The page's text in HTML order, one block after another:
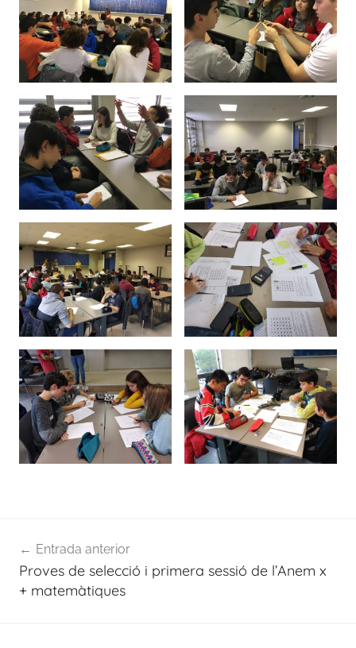
d'entrades
Entrada anterior
Proves de selecció i primera sessió de l’Anem x
+ matemàtiques